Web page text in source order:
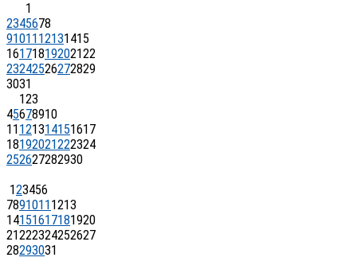
1
2345678
91011 12131415
16171819202122
23242526272829
3031
123
45678910
11 121314151617
18192021222324
252627282930
123456
7891011 1213
14151617181920
21222324252627
28293031